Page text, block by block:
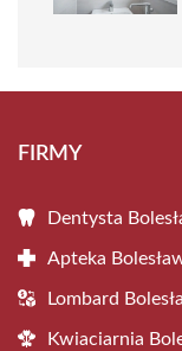
FIRMY
Dentysta
Apteka
Lombard
Kwiaciarnia